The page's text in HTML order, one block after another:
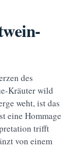
des
Kräuter wild
weht, ist das
eine Hommage
trifft
von einem